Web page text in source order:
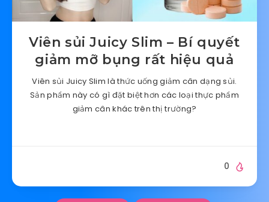
Viên sủi Juicy Slim – Bí quyết
giảm mỡ bụng rất hiệu quả
Viên sủi Juicy Slim là thức uống giảm cân dạng sủi.
Sản phẩm này có gì đặt biệt hơn các loại thực phẩm
giảm cân khác trên thị trường?
0